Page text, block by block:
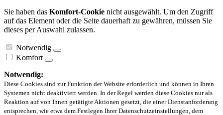
Sie haben das Komfort-Cookie nicht ausgewählt. Um den Zugriff
auf das Element oder die Seite dauerhaft zu gewähren, müssen Sie
dieses per Auswahl zulassen.
Notwendig
Komfort
Notwendig:
Diese Cookies sind zur Funktion der Website erforderlich und können in Ihren
Systemen nicht deaktiviert werden. In der Regel werden diese Cookies nur als
Reaktion auf von Ihnen getätigte Aktionen gesetzt, die einer Dienstanforderung
entsprechen, wie etwa dem Festlegen Ihrer Datenschutzeinstellungen, dem